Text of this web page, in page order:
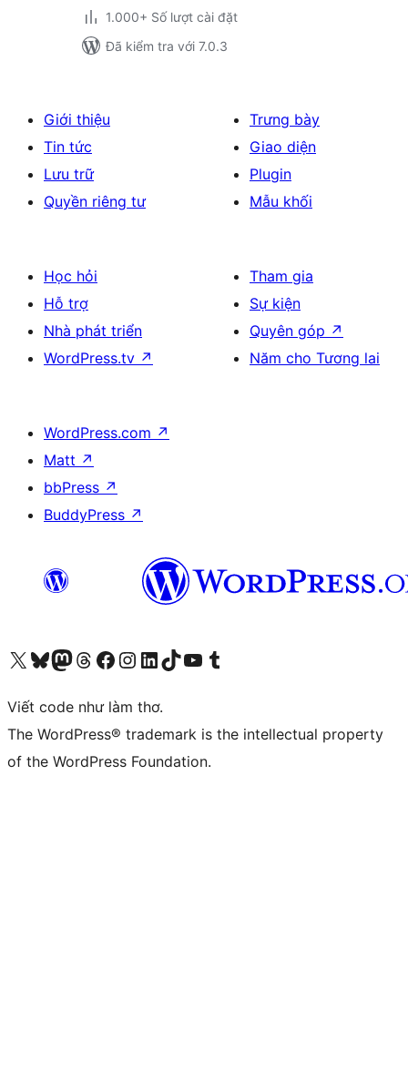
1.000+ Số lượt cài đặt
Đã kiểm tra với 7.0.3
Giới thiệu
Tin tức
Lưu trữ
Quyền riêng tư
Trưng bày
Giao diện
Plugin
Mẫu khối
Học hỏi
Hỗ trợ
Nhà phát triển
WordPress.tv ↗
Tham gia
Sự kiện
Quyên góp ↗
Năm cho Tương lai
WordPress.com ↗
Matt ↗
bbPress ↗
BuddyPress ↗
Truy cập tài khoản X (trước đây là Twitter) của chúng tôiVisit our Bluesky account
Visit our Mastodon account
Visit our Threads account
Xem trang Facebook của chúng tôiTruy cập tài khoản Instagram của chúng tôiTruy cập tài khoản LinkedIn của chúng tôiVisit our TikTok account
Truy cập kênh YouTube của chúng tôi Visit our Tumblr account
Viết code như làm thơ.
The WordPress® trademark is the intellectual property
of the WordPress Foundation.